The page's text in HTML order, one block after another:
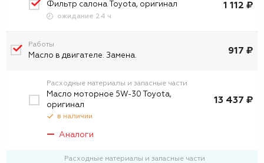
Фильтр салона Toyota, оригинал
ожидание 24 ч
1 112 ₽
Работы
Масло в двигателе. Замена. 917 ₽
Расходные материалы и запасные части
Масло моторное 5W-30 Toyota,
оригинал
в наличии
13 437 ₽
Аналоги
Расходные материалы и запасные части